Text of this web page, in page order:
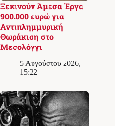
Ξεκινούν Άμεσα Έργα
900.000 ευρώ για
Αντιπλημμυρική
Θωράκιση στο
Μεσολόγγι
5 Αυγούστου 2026,
15:22